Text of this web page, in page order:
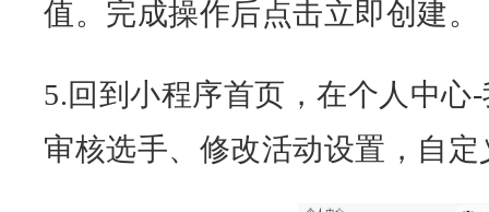
值。完成操作后点击立即创建。
5.回到小程序首页，在个人中心
审核选手、修改活动设置，自